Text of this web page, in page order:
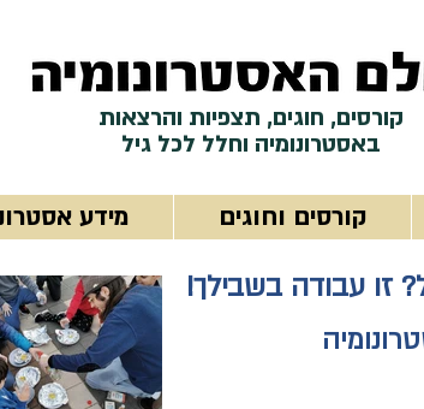
קורסים, חוגים, תצפיות והרצאות
באסטרונומיה וחלל לכל גיל
קורסים וחוגים מידע
זו עבודה בשבילך!